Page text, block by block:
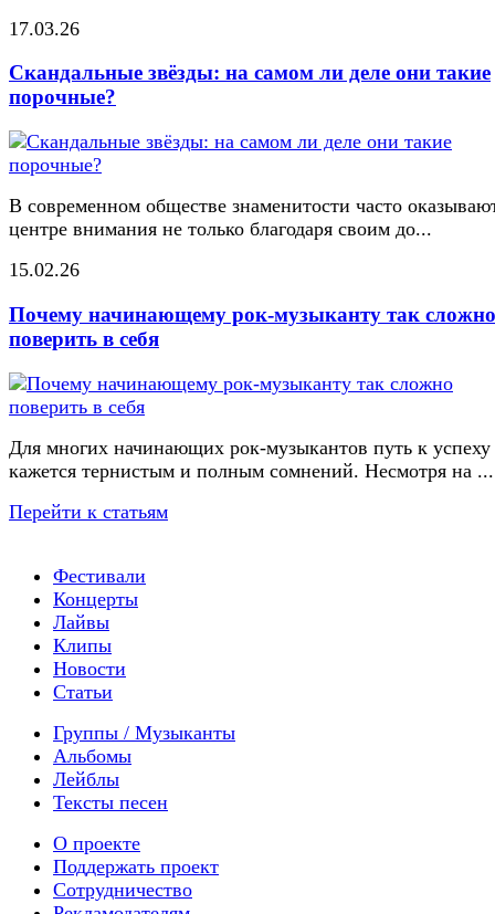
17.03.26
Скандальные звёзды: на самом ли деле они такие
порочные?
В современном обществе знаменитости часто
центре внимания не только благодаря своим до...
15.02.26
Почему начинающему рок-музыканту так сложно
поверить в себя
Для многих начинающих рок-музыкантов путь к успеху
кажется тернистым и полным сомнений. Несмотря на ...
Перейти к статьям
Фестивали
Концерты
Лайвы
Клипы
Новости
Статьи
Группы / Музыканты
Альбомы
Лейблы
Тексты песен
О проекте
Поддержать проект
Сотрудничество